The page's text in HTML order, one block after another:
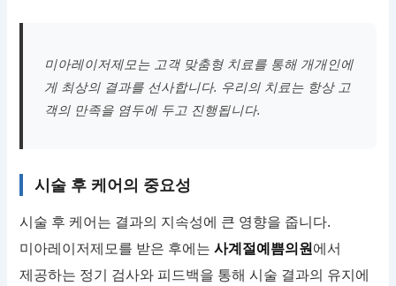
미아레이저제모는 고객 맞춤형 치료를 통해 개개인에
게 최상의 결과를 선사합니다. 우리의 치료는 항상 고
객의 만족을 염두에 두고 진행됩니다.
시술 후 케어의 중요성
시술 후 케어는 결과의 지속성에 큰 영향을 줍니다.
미아레이저제모를 받은 후에는사계절예쁨의원에서
제공하는 정기 검사와 피드백을 통해 시술 결과의 유지에